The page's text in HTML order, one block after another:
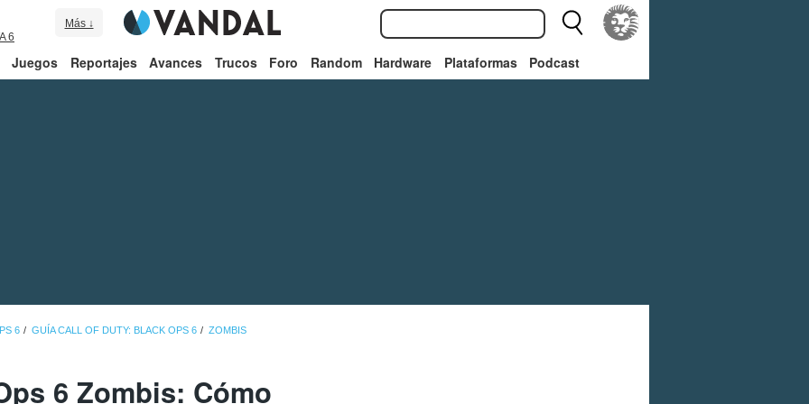
6
Más ↓
Juegos Reportajes Avances Trucos Foro Random Hardware Plataformas Podcast
6 GUÍA CALL OF DUTY: BLACK OPS 6 ZOMBIS
6 Zombis: Cómo